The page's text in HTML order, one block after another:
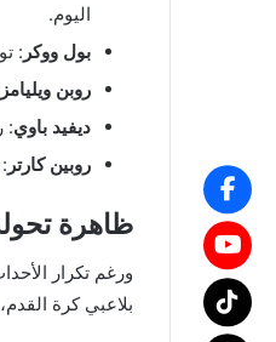
اليوم.
بول ووكر : توفي في 30
روبن ويليامز
ديفيد باوي: رحل في
روبين كارتر :
ظاهرة
ورغم تكرار
بلاعبي كرة